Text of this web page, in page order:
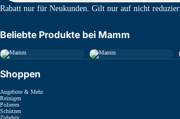
Rabatt nur für Neukunden. Gilt nur auf nicht
Shoppen
Angebote & Mehr
Reinigen
Polieren
Schützen
Beliebte Produkte bei Mamm